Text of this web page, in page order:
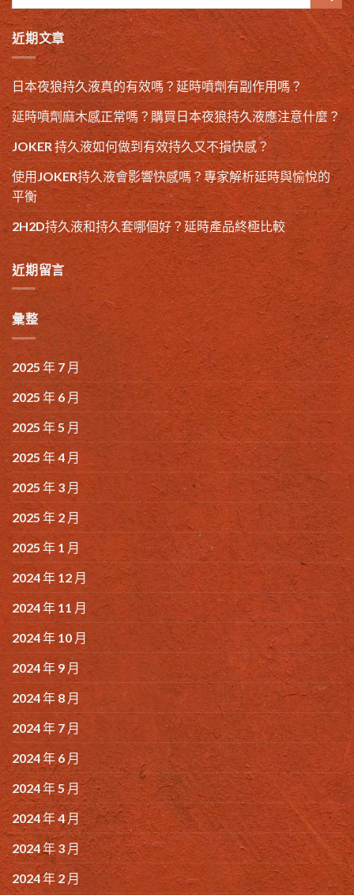
近期文章
日本夜狼持久液真的有效嗎？延時噴劑有副作用嗎？
延時噴劑麻木感正常嗎？購買日本夜狼持久液應注意什麼？
JOKER 持久液如何做到有效持久又不損快感？
使用JOKER持久液會影響快感嗎？專家解析延時與愉悅的
平衡
2H2D持久液和持久套哪個好？延時產品終極比較
近期留言
彙整
2025 年 7 月
2025 年 6 月
2025 年 5 月
2025 年 4 月
2025 年 3 月
2025 年 2 月
2025 年 1 月
2024 年 12 月
2024 年 11 月
2024 年 10 月
2024 年 9 月
2024 年 8 月
2024 年 7 月
2024 年 6 月
2024 年 5 月
2024 年 4 月
2024 年 3 月
2024 年 2 月